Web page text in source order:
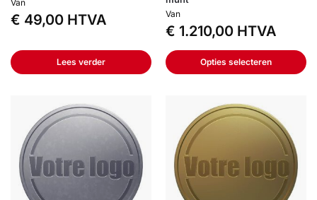
Van
€ 49,00 HTVA
Lees verder
Van
€ 1.210,00 HTVA
Opties selecteren